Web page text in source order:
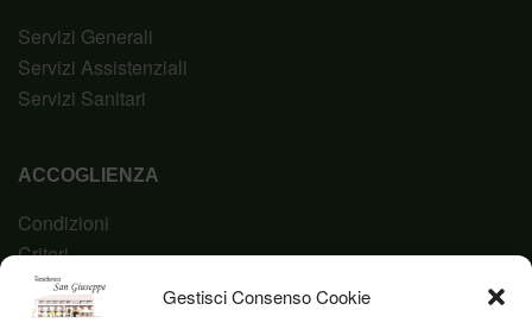
Gestisci Consenso Cookie
Servizi Generali
Servizi Assistenziali
Servizi Sanitari
ACCOGLIENZA
Condizioni
Criteri
Domanda
Codice Etico